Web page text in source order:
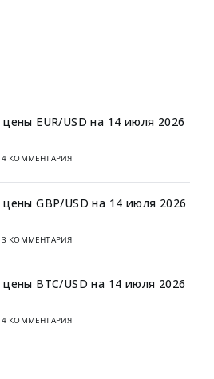
цены EUR/USD на 14 июля 2026
4 КОММЕНТАРИЯ
цены GBP/USD на 14 июля 2026
3 КОММЕНТАРИЯ
цены BTC/USD на 14 июля 2026
4 КОММЕНТАРИЯ